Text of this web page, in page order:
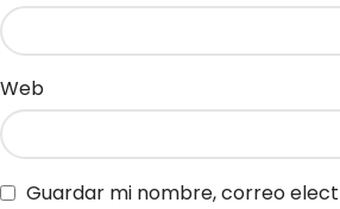
Web
Guardar mi nombre, correo